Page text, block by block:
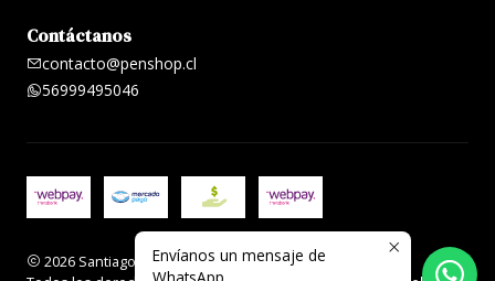
Contáctanos
contacto@penshop.cl
56999495046
2026 Santiago Penshop plumas, lapiceras y accesorios.
Envíanos un mensaje de